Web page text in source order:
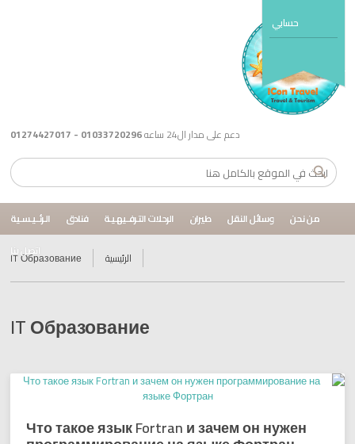
حسابي
دعم على مدار ال24 ساعه 01033720296 - 01274427017
الـرئــيـسـية فنادق الرحلات التـرفــيهـيـة طيران وسائل النقل
من نحن
اتصل بنا
الرئيسية IT Образование
IT Образование
Что такое язык Fortran и зачем он нужен